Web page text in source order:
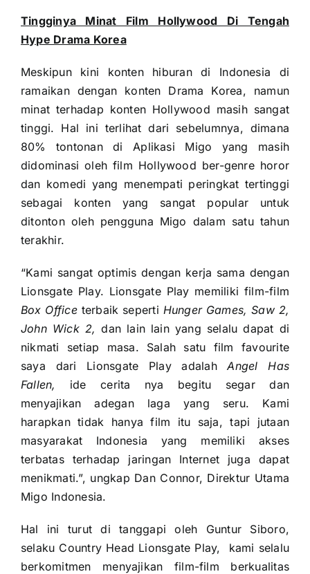
Tingginya Minat Film Hollywood Di Tengah
Hype Drama Korea
Meskipun kini konten hiburan di Indonesia di
ramaikan dengan konten Drama Korea, namun
minat terhadap konten Hollywood masih sangat
tinggi. Hal ini terlihat dari sebelumnya, dimana
80% tontonan di Aplikasi Migo yang masih
didominasi oleh film Hollywood ber-genre horor
dan komedi yang menempati peringkat tertinggi
sebagai konten yang sangat popular untuk
ditonton oleh pengguna Migo dalam satu tahun
terakhir.
“Kami sangat optimis dengan kerja sama dengan
Lionsgate Play. Lionsgate Play memiliki film-film
Box Officeterbaik seperti Hunger Games, Saw 2,
John Wick 2,dan lain lain yang selalu dapat di
nikmati setiap masa. Salah satu film favourite
saya dari Lionsgate Play adalahAngel Has
Fallen, ide cerita nya begitu segar dan
menyajikan adegan laga yang seru. Kami
harapkan tidak hanya film itu saja, tapi jutaan
masyarakat Indonesia yang memiliki akses
terbatas terhadap jaringan Internet juga dapat
menikmati.”, ungkap Dan Connor, Direktur Utama
Migo Indonesia.
Hal ini turut di tanggapi oleh Guntur Siboro,
selaku Country Head Lionsgate Play, kami selalu
berkomitmen menyajikan film-film berkualitas